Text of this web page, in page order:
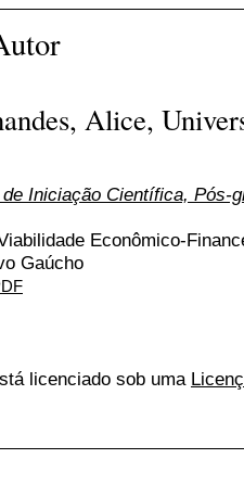
Alice,
Iniciação Científica, Pós-
Econômico-
Gaúcho
licenciado sob uma